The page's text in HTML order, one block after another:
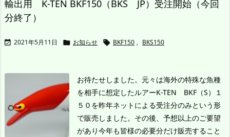
輸出用 K-TEN BKF150（BKS JP）受注開始（今回
分終了）
 2021年5月11日  お知らせ  BKF150 , BKS150
お待たせしました。元々は海外の特殊な魚種
を相手に想定したルアーK-TEN BKF（S）１
５０を昨年ネットによる受注分のみという形
で販売しました。その後、予想以上のご要望
があり今年も皆様の必要分だけ販売すること